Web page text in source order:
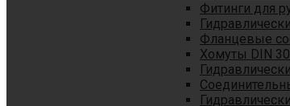
Фитинги для
Фланцевые
Хомуты DIN